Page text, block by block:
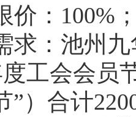
价： 100%
求： 池州
度工会会员
”）合计